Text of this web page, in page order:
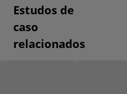
Estudos de
caso
relacionados